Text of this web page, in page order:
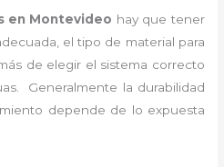
en Montevideo hay que tener
el tipo de material para
de elegir el sistema correcto
Generalmente la durabilidad
depende de lo expuesta